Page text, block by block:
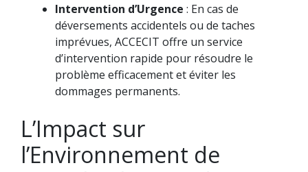
Intervention d’Urgence : En cas de
déversements accidentels ou de taches
imprévues, ACCECIT offre un service
d’intervention rapide pour résoudre le
problème efficacement et éviter les
dommages permanents.
L’Impact sur
l’Environnement de